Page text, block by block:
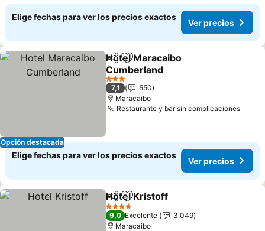
Elige fechas para ver los precios exactos
Ver precios
Opción destacada
CompartirAgregar a favoritos
Hotel Maracaibo
Cumberland
3 Estrellas
7,1
550
Maracaibo
Restaurante y bar sin complicaciones
Elige fechas para ver los precios exactos
Ver precios
CompartirAgregar a favoritos
Hotel Kristoff
4 Estrellas
9,0 Excelente
3.049
Maracaibo